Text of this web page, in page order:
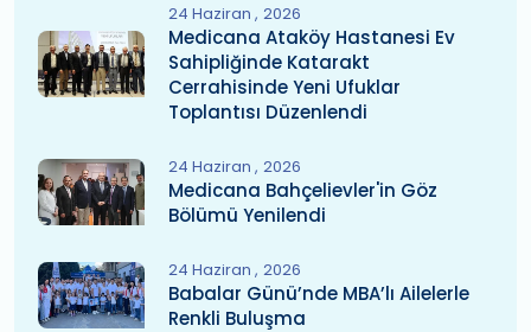
24 Haziran 2026
Medicana Ataköy Hastanesi Ev
Sahipliğinde Katarakt
Cerrahisinde Yeni Ufuklar
Toplantısı Düzenlendi
24 Haziran 2026
Medicana Bahçelievler'in Göz
Bölümü Yenilendi
24 Haziran 2026
Babalar Günü’nde MBA’lı Ailelerle
Renkli Buluşma